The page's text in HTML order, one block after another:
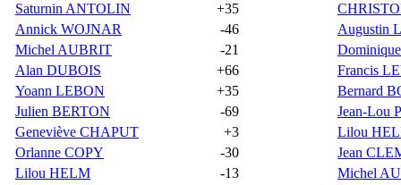
Saturnin ANTOLIN
+35
Annick WOJNAR
-46
Michel AUBRIT
-21
Alan DUBOIS
+66
Yoann LEBON
+35
Julien BERTON
-69
Geneviève CHAPUT
+3
Orlanne COPY
-30
Lilou HELM
-13
Augustin
Francis
Bernard
Jean-Lou
Lilou
Jean
Michel